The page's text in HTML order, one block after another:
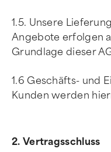
1.5. Unsere
Angebote erfolgen
Grundlage dieser
1.6 Geschäfts- und
Kunden werden
2. Vertragsschluss